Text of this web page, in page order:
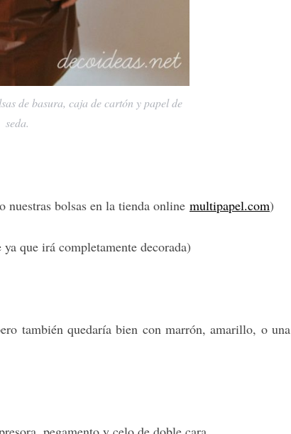
de basura, caja de cartón y papel de
seda.
nuestras bolsas en la tienda online multipapel.com)
que irá completamente decorada)
también quedaría bien con marrón, amarillo, o una